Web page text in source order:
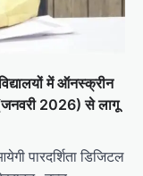
में ऑनस्क्रीन
(जनवरी 2026) से लागू
पारदर्शिता डिजिटल